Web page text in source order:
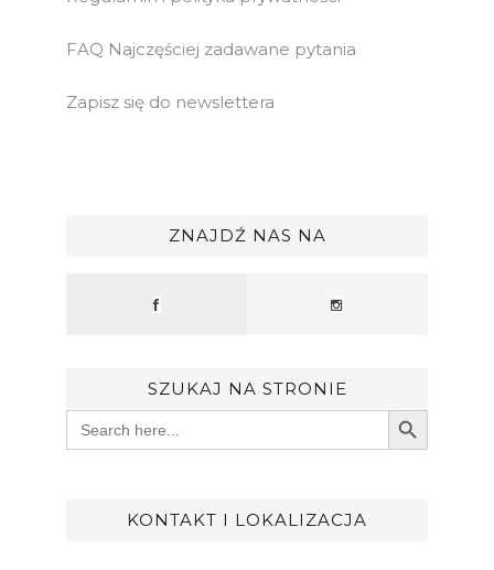
FAQ Najczęściej zadawane pytania
Zapisz się do newslettera
ZNAJDŹ NAS NA
SZUKAJ NA STRONIE
Search
for:
Search Button
KONTAKT I LOKALIZACJA